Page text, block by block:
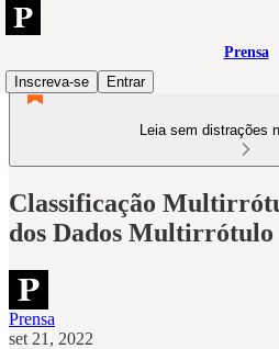
Prensa
Inscreva-se
Entrar
Leia sem distrações
Classificação
dos Dados Multirrótulo
Prensa
set 21, 2022